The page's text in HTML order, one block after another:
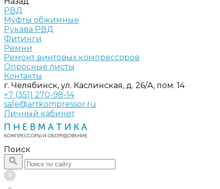
РВД
Муфты обжимные
Рукава РВД
Фитинги
Ремни
Ремонт винтовых компрессоров
Опросные листы
Контакты
г. Челябинск, ул. Каслинская, д. 26/А, пом. 14
+7 (351) 270-98-14
sale@artkompressor.ru
Личный кабинет
Поиск